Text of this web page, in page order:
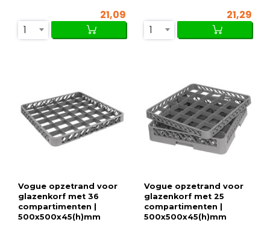
21,09
1
21,29
1
Vogue opzetrand voor
glazenkorf met 36
compartimenten |
500x500x45(h)mm
Vogue opzetrand voor
glazenkorf met 25
compartimenten |
500x500x45(h)mm